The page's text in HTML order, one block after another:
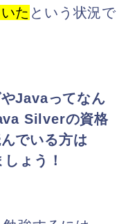
た という状況で
Javaってなん
Silverの資格
でいる方は
ょう！